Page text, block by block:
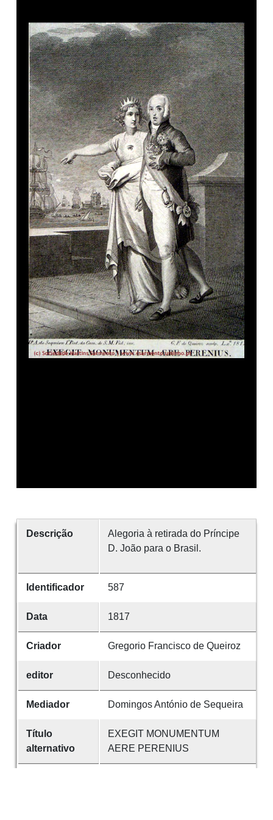
Descrição
Alegoria à retirada do Príncipe
D. João para o Brasil.
Identificador 587
Data 1817
Criador Gregorio Francisco de Queiroz
editor Desconhecido
Mediador Domingos António de Sequeira
Título
alternativo
EXEGIT MONUMENTUM
AERE PERENIUS